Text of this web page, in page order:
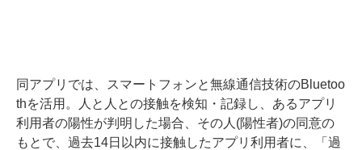
同アプリでは、スマートフォンと無線通信技術のBluetoo
thを活用。人と人との接触を検知・記録し、あるアプリ
利用者の陽性が判明した場合、その人(陽性者)の同意の
もとで、過去14日以内に接触したアプリ利用者に、「過